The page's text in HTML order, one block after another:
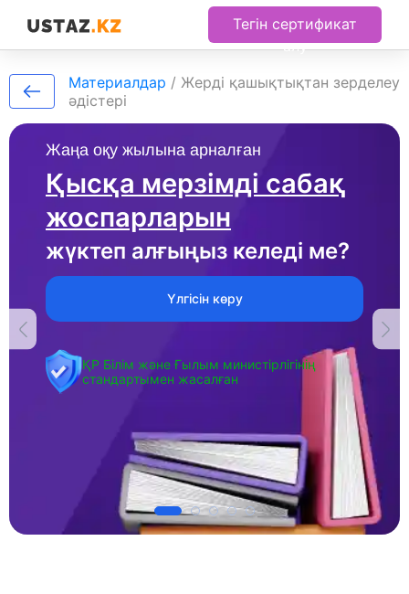
Тегін сертификат
алу
Жаңа оқу жылына арналған
Қысқа мерзімді сабақ
жоспарларын
жүктеп алғыңыз келеді ме?
Үлгісін көру
ҚР Білім және Ғылым министірлігінің
стандартымен жасалған
Материалдар / Жерді қашықтықтан зерделеу
әдістері